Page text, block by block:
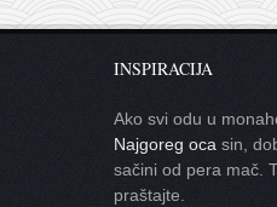
INSPIRACIJA
Ako svi odu u
Najgoreg oca sin,
sačini od pera mač.
praštajte.